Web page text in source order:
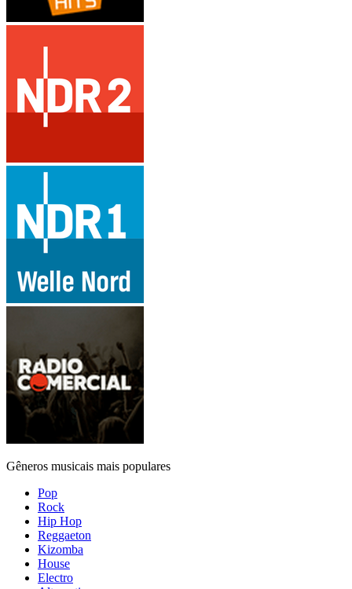
Gêneros musicais mais populares
Pop
Rock
Hip Hop
Reggaeton
Kizomba
House
Electro